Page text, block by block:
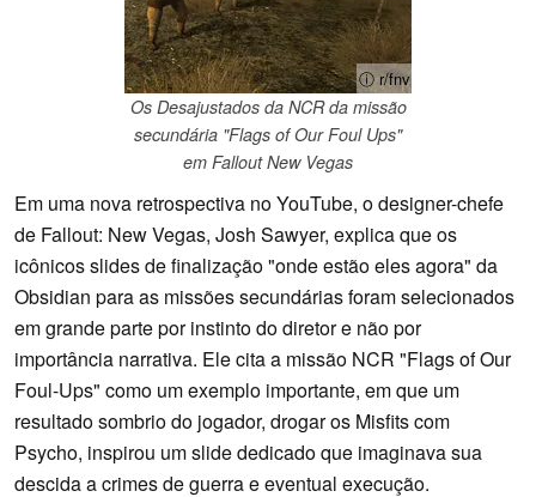
ⓘ r/fnv
Os Desajustados da NCR da missão
secundária "Flags of Our Foul Ups"
em Fallout New Vegas
Em uma nova retrospectiva no YouTube, o designer-chefe
de Fallout: New Vegas, Josh Sawyer, explica que os
icônicos slides de finalização "onde estão eles agora" da
Obsidian para as missões secundárias foram selecionados
em grande parte por instinto do diretor e não por
importância narrativa. Ele cita a missão NCR "Flags of Our
Foul-Ups" como um exemplo importante, em que um
resultado sombrio do jogador, drogar os Misfits com
Psycho, inspirou um slide dedicado que imaginava sua
descida a crimes de guerra e eventual execução.